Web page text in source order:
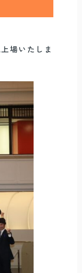
場いたしま